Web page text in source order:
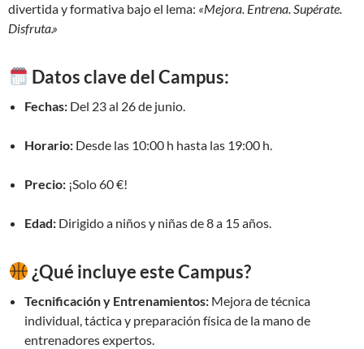
divertida y formativa bajo el lema: «Mejora. Entrena. Supérate.
Disfruta.»
Datos clave del Campus:
Fechas: Del 23 al 26 de junio.
Horario: Desde las 10:00 h hasta las 19:00 h.
Precio: ¡Solo 60 €!
Edad: Dirigido a niños y niñas de 8 a 15 años.
¿Qué incluye este Campus?
Tecnificación y Entrenamientos: Mejora de técnica
individual, táctica y preparación física de la mano de
entrenadores expertos.